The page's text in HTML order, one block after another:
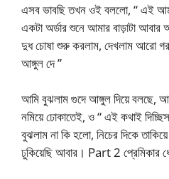
এসব ভাবছি তখন ওই বললো, “ এই
একটা অর্ডার শুনে আমার বাড়াটা
দুধ চোষা শুরু করলাম, দেখলাম আরো
আঙ্গুল দে ”
আমি বুঝলাম গুদে আঙ্গুল দিয়ে বলছে,
নমিয়ে ঢোকাতেই, ও “ এই কথাই
বুঝলাম না কি হলো, নিচের দিকে
ঢুকিয়েছি আবার। Part 2 প্রেমিকার